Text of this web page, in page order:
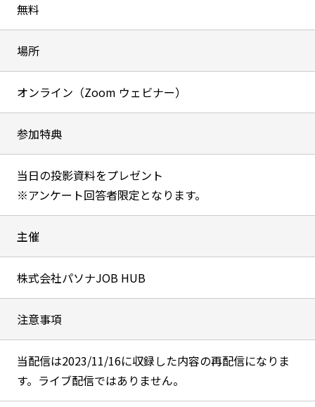
無料
場所
オンライン（Zoom ウェビナー）
参加特典
当日の投影資料をプレゼント
※アンケート回答者限定となります。
主催
株式会社パソナJOB HUB
注意事項
当配信は2023/11/16に収録した内容の再配信になりま
す。ライブ配信ではありません。